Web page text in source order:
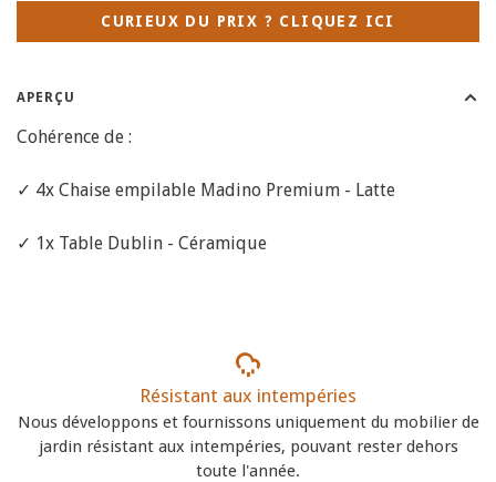
CURIEUX DU PRIX ? CLIQUEZ ICI
APERÇU
Cohérence de :
✓ 4x Chaise empilable Madino Premium - Latte
✓ 1x Table Dublin - Céramique
Résistant aux intempéries
Nous développons et fournissons uniquement du mobilier de
jardin résistant aux intempéries, pouvant rester dehors
toute l'année.